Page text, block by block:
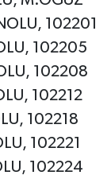
102201
102205
102208
102212
102218
102221
102224